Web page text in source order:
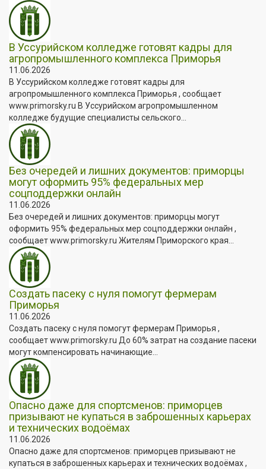
В Уссурийском колледже готовят кадры для
агропромышленного комплекса Приморья
11.06.2026
В Уссурийском колледже готовят кадры для
агропромышленного комплекса Приморья , сообщает
www.primorsky.ru В Уссурийском агропромышленном
колледже будущие специалисты сельского...
Без очередей и лишних документов: приморцы
могут оформить 95% федеральных мер
соцподдержки онлайн
11.06.2026
Без очередей и лишних документов: приморцы могут
оформить 95% федеральных мер соцподдержки онлайн ,
сообщает www.primorsky.ru Жителям Приморского края...
Создать пасеку с нуля помогут фермерам
Приморья
11.06.2026
Создать пасеку с нуля помогут фермерам Приморья ,
сообщает www.primorsky.ru До 60% затрат на создание пасеки
могут компенсировать начинающие...
Опасно даже для спортсменов: приморцев
призывают не купаться в заброшенных карьерах
и технических водоёмах
11.06.2026
Опасно даже для спортсменов: приморцев призывают не
купаться в заброшенных карьерах и технических водоёмах ,